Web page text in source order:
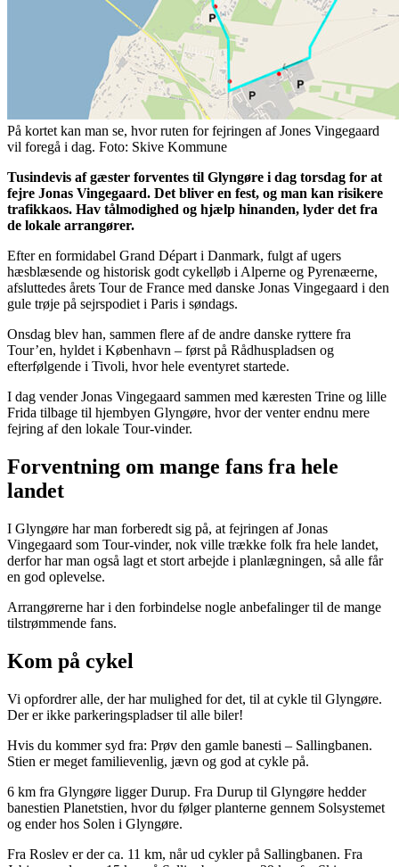
På kortet kan man se, hvor ruten for fejringen af Jones Vingegaard
vil foregå i dag. Foto: Skive Kommune
Tusindevis af gæster forventes til Glyngøre i dag torsdag for at
fejre Jonas Vingegaard. Det bliver en fest, og man kan risikere
trafikkaos. Hav tålmodighed og hjælp hinanden, lyder det fra
de lokale arrangører.
Efter en formidabel Grand Départ i Danmark, fulgt af ugers
hæsblæsende og historisk godt cykelløb i Alperne og Pyrenæerne,
afsluttedes årets Tour de France med danske Jonas Vingegaard i den
gule trøje på sejrspodiet i Paris i søndags.
Onsdag blev han, sammen flere af de andre danske ryttere fra
Tour’en, hyldet i København – først på Rådhuspladsen og
efterfølgende i Tivoli, hvor hele eventyret startede.
I dag vender Jonas Vingegaard sammen med kæresten Trine og lille
Frida tilbage til hjembyen Glyngøre, hvor der venter endnu mere
fejring af den lokale Tour-vinder.
Forventning om mange fans fra hele
landet
I Glyngøre har man forberedt sig på, at fejringen af Jonas
Vingegaard som Tour-vinder, nok ville trække folk fra hele landet,
derfor har man også lagt et stort arbejde i planlægningen, så alle får
en god oplevelse.
Arrangørerne har i den forbindelse nogle anbefalinger til de mange
tilstrømmende fans.
Kom på cykel
Vi opfordrer alle, der har mulighed for det, til at cykle til Glyngøre.
Der er ikke parkeringspladser til alle biler!
Hvis du kommer syd fra: Prøv den gamle banesti – Sallingbanen.
Stien er meget familievenlig, jævn og god at cykle på.
6 km fra Glyngøre ligger Durup. Fra Durup til Glyngøre hedder
banestien Planetstien, hvor du følger planterne gennem Solsystemet
og ender hos Solen i Glyngøre.
Fra Roslev er der ca. 11 km, når ud cykler på Sallingbanen. Fra